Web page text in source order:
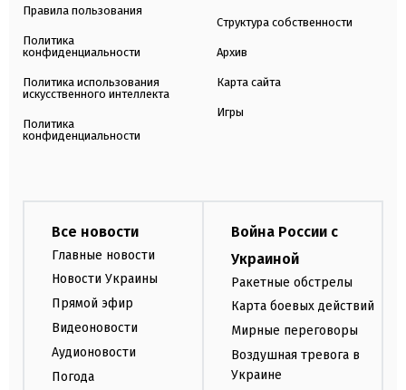
Правила пользования
Политика
конфиденциальности
Политика использования
искусственного интеллекта
Политика
конфиденциальности
Структура собственности
Архив
Карта сайта
Игры
Все новости
Главные новости
Новости Украины
Прямой эфир
Видеоновости
Аудионовости
Погода
Война России с
Украиной
Ракетные обстрелы
Карта боевых действий
Мирные переговоры
Воздушная тревога в
Украине